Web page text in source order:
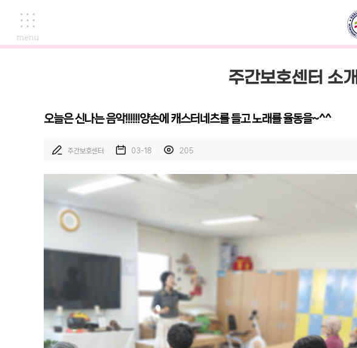
주간보호센터 소개
오늘은 신나는 음악!!!!!!양손에 캐스터네츠를 들고 노래를 율동을~^^
주간보호센터 03-18 205
menu